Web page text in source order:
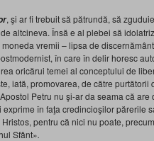
, şi ar fi trebuit să pătrundă, să
altcineva. Însă e al plebei să
vremii – lipsa de
în care în delir horesc
oricărui temei al conceptului de
iată, promovarea, de către
Petru nu şi-ar da seama că
în faţa credincioşilor părerile
pentru că nici nu poate,
Sfânt».